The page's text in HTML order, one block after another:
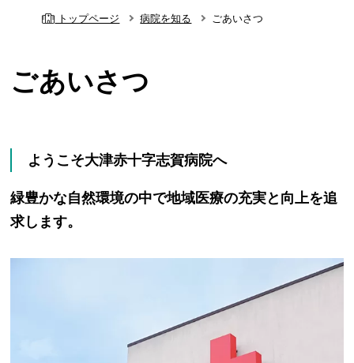
トップページ 病院を知る ごあいさつ
ごあいさつ
ようこそ大津赤十字志賀病院へ
緑豊かな自然環境の中で地域医療の充実と向上を追
求します。